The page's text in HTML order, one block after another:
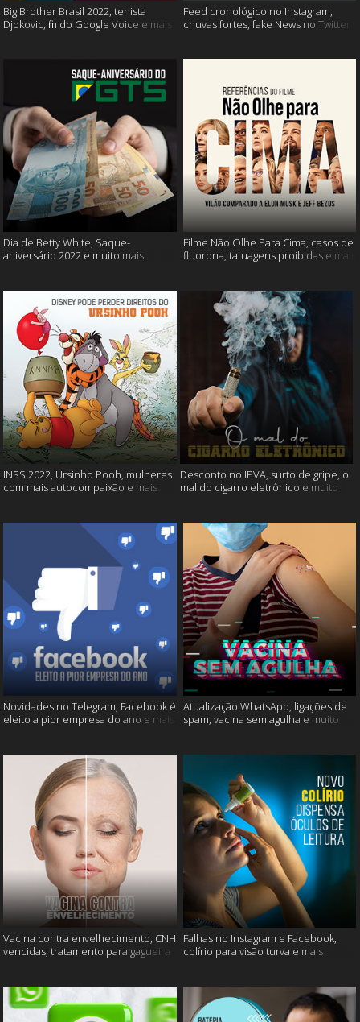
Big Brother Brasil 2022, tenista
Djokovic, fim do Google Voice e mais
Feed cronológico no Instagram,
chuvas fortes, fake News no Twitter
Dia de Betty White, Saque-
aniversário 2022 e muito mais
Filme Não Olhe Para Cima, casos de
fluorona, tatuagens proibidas e mais
INSS 2022, Ursinho Pooh, mulheres
com mais autocompaixão e mais
Desconto no IPVA, surto de gripe, o
mal do cigarro eletrônico e muito
Novidades no Telegram, Facebook é
eleito a pior empresa do ano e mais
Atualização WhatsApp, ligações de
spam, vacina sem agulha e muito
Vacina contra envelhecimento, CNH
vencidas, tratamento para gagueira
Falhas no Instagram e Facebook,
colírio para visão turva e mais